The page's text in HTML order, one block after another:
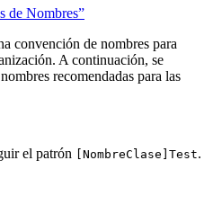
de Nombres”
convención de nombres para
A continuación, se
recomendadas para las
el patrón [NombreClase]Test.